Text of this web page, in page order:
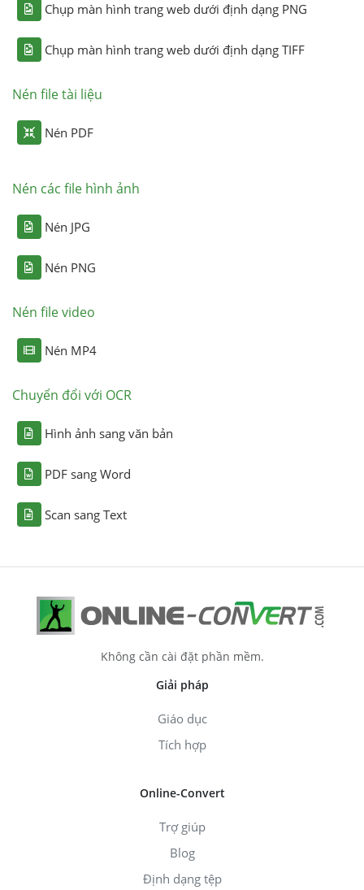
Chụp màn hình trang web dưới định dạng PNG
Chụp màn hình trang web dưới định dạng TIFF
Nén file tài liệu
Nén PDF
Nén các file hình ảnh
Nén JPG
Nén PNG
Nén file video
Nén MP4
Chuyển đổi với OCR
Hình ảnh sang văn bản
PDF sang Word
Scan sang Text
Không cần cài đặt phần mềm.
Giải pháp
Giáo dục
Tích hợp
Online-Convert
Trợ giúp
Blog
Định dạng tệp